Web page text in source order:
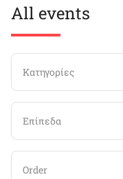
All events
Κατηγορίες
Επίπεδα
Order